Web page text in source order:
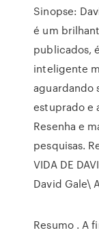
Sinopse:
é um
publicados,
inteligente
aguardando
estuprado e
Resenha e
pesquisas.
VIDA DE
David Gale\
Resumo . A